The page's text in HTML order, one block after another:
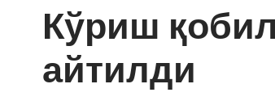
Кўриш
айтилди